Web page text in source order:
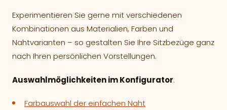
Experimentieren Sie gerne mit verschiedenen
Kombinationen aus Materialien, Farben und
Nahtvarianten – so gestalten Sie Ihre Sitzbezüge ganz
nach Ihren persönlichen Vorstellungen.
Auswahlmöglichkeiten im Konfigurator:
Farbauswahl der einfachen Naht